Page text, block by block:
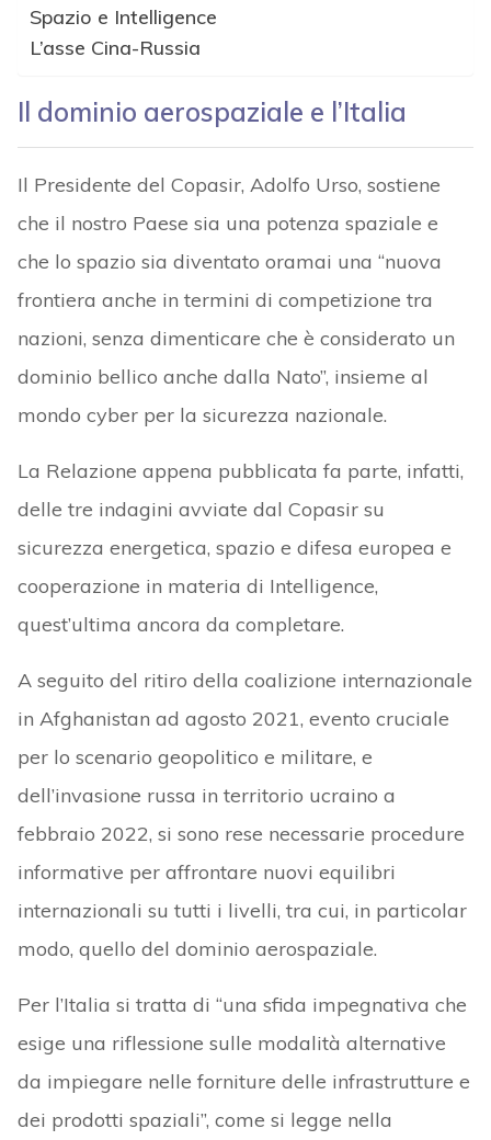
Spazio e Intelligence
L’asse Cina-Russia
Il dominio aerospaziale e l’Italia
Il Presidente del Copasir, Adolfo Urso, sostiene
che il nostro Paese sia una potenza spaziale e
che lo spazio sia diventato oramai una “nuova
frontiera anche in termini di competizione tra
nazioni, senza dimenticare che è considerato un
dominio bellico anche dalla Nato”, insieme al
mondo cyber per la sicurezza nazionale.
La Relazione appena pubblicata fa parte, infatti,
delle tre indagini avviate dal Copasir su
sicurezza energetica, spazio e difesa europea e
cooperazione in materia di Intelligence,
quest’ultima ancora da completare.
A seguito del ritiro della coalizione internazionale
in Afghanistan ad agosto 2021, evento cruciale
per lo scenario geopolitico e militare, e
dell’invasione russa in territorio ucraino a
febbraio 2022, si sono rese necessarie procedure
informative per affrontare nuovi equilibri
internazionali su tutti i livelli, tra cui, in particolar
modo, quello del dominio aerospaziale.
Per l’Italia si tratta di “una sfida impegnativa che
esige una riflessione sulle modalità alternative
da impiegare nelle forniture delle infrastrutture e
dei prodotti spaziali”, come si legge nella